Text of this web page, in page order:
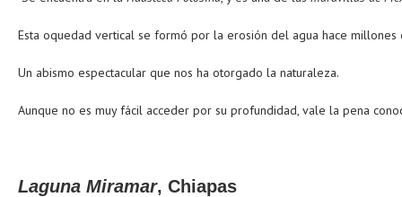
Esta oquedad vertical se formó por la erosión del agua hace millones
Un abismo espectacular que nos ha otorgado la naturaleza.
Aunque no es muy fácil acceder por su profundidad, vale la pena
Laguna Miramar, Chiapas